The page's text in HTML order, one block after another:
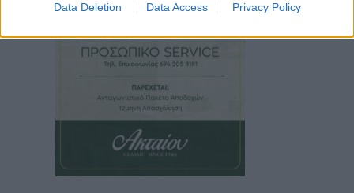
Data Deletion Data Access Privacy Policy